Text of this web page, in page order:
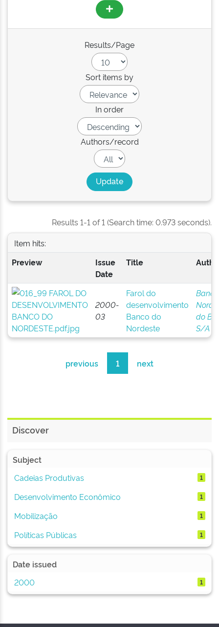
Results/Page
Sort items by
In order
Authors/record
Results 1-1 of 1 (Search time: 0.973 seconds).
Item hits:
Preview
Issue
Date
Title
2000-
03
Farol do
desenvolvimento
Banco do
Nordeste
do
S/A
previous 1 next
Discover
Subject
Cadeias Produtivas
1
Desenvolvimento Econômico 1
Mobilização 1
Políticas Públicas 1
Date issued
2000
1